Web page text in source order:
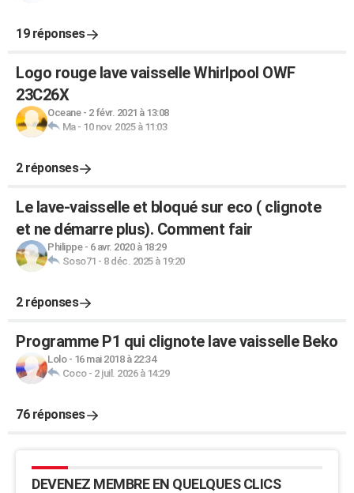
19 réponses
Logo rouge lave vaisselle Whirlpool OWF
23C26X
Oceane- 2 févr. 2021 à 13:08
Ma- 10 nov. 2025 à 11:03
2 réponses
Le lave-vaisselle et bloqué sur eco ( clignote
et ne démarre plus). Comment fair
Philippe- 6 avr. 2020 à 18:29
Soso71 - 8 déc. 2025 à 19:20
2 réponses
Programme P1 qui clignote lave vaisselle Beko
Lolo- 16 mai 2018 à 22:34
Coco- 2 juil. 2026 à 14:29
76 réponses
DEVENEZ MEMBRE EN QUELQUES CLICS